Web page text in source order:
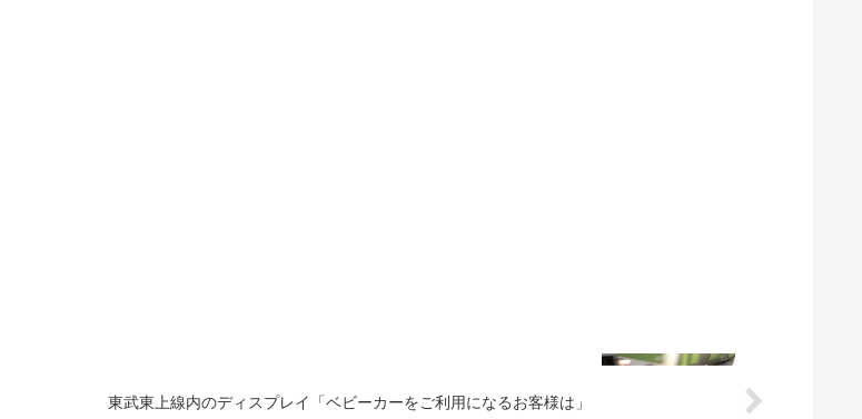
東武東上線内のディスプレイ「ベビーカーをご利用になるお客様は」